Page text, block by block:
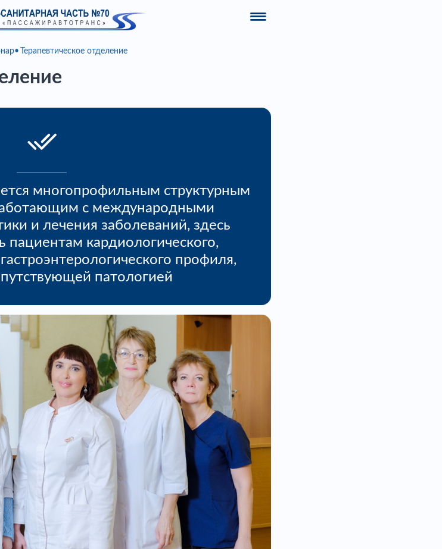
Терапевтическое отделение
многопрофильным структурным
с международными
и лечения заболеваний, здесь
пациентам кардиологического,
профиля,
патологией